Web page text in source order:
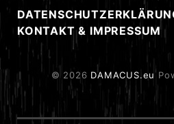
KONTAKT & IMPRESSUM
© 2026 DAMACUS.eu